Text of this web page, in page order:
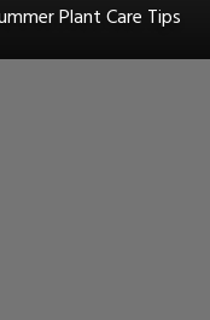
Plant Care Tips